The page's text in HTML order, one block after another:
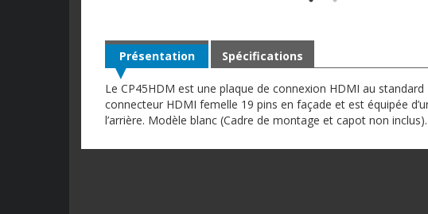
Présentation
Le CP45HDM est une plaque de connexion HDMI au
connecteur HDMI femelle 19 pins en façade et est équipée
l’arrière. Modèle blanc (Cadre de montage et capot non inclus).
Spécifications